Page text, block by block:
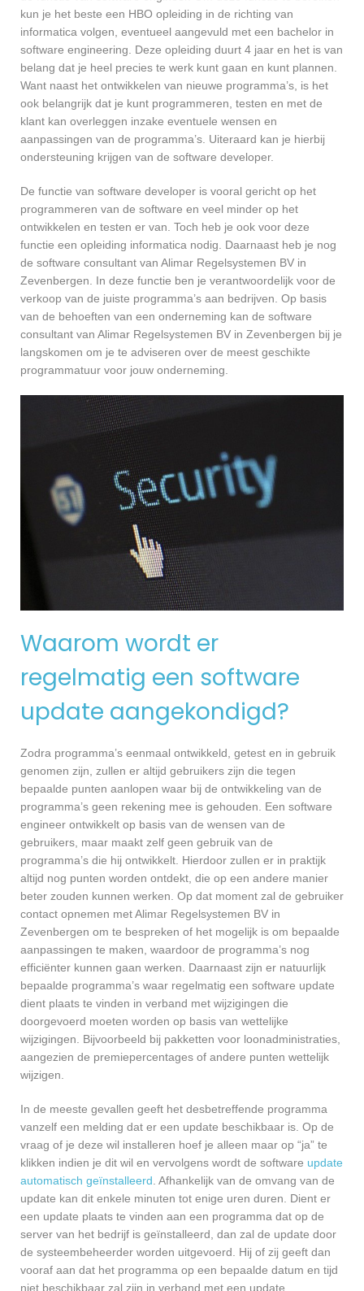
kun je het beste een HBO opleiding in de richting van
informatica volgen, eventueel aangevuld met een bachelor in
software engineering. Deze opleiding duurt 4 jaar en het is van
belang dat je heel precies te werk kunt gaan en kunt plannen.
Want naast het ontwikkelen van nieuwe programma’s, is het
ook belangrijk dat je kunt programmeren, testen en met de
klant kan overleggen inzake eventuele wensen en
aanpassingen van de programma’s. Uiteraard kan je hierbij
ondersteuning krijgen van de software developer.
De functie van software developer is vooral gericht op het
programmeren van de software en veel minder op het
ontwikkelen en testen er van. Toch heb je ook voor deze
functie een opleiding informatica nodig. Daarnaast heb je nog
de software consultant van Alimar Regelsystemen BV in
Zevenbergen. In deze functie ben je verantwoordelijk voor de
verkoop van de juiste programma’s aan bedrijven. Op basis
van de behoeften van een onderneming kan de software
consultant van Alimar Regelsystemen BV in Zevenbergen bij je
langskomen om je te adviseren over de meest geschikte
programmatuur voor jouw onderneming.
Waarom wordt er
regelmatig een software
update aangekondigd?
Zodra programma’s eenmaal ontwikkeld, getest en in gebruik
genomen zijn, zullen er altijd gebruikers zijn die tegen
bepaalde punten aanlopen waar bij de ontwikkeling van de
programma’s geen rekening mee is gehouden. Een software
engineer ontwikkelt op basis van de wensen van de
gebruikers, maar maakt zelf geen gebruik van de
programma’s die hij ontwikkelt. Hierdoor zullen er in praktijk
altijd nog punten worden ontdekt, die op een andere manier
beter zouden kunnen werken. Op dat moment zal de gebruiker
contact opnemen met Alimar Regelsystemen BV in
Zevenbergen om te bespreken of het mogelijk is om bepaalde
aanpassingen te maken, waardoor de programma’s nog
efficiënter kunnen gaan werken. Daarnaast zijn er natuurlijk
bepaalde programma’s waar regelmatig een software update
dient plaats te vinden in verband met wijzigingen die
doorgevoerd moeten worden op basis van wettelijke
wijzigingen. Bijvoorbeeld bij pakketten voor loonadministraties,
aangezien de premiepercentages of andere punten wettelijk
wijzigen.
In de meeste gevallen geeft het desbetreffende programma
vanzelf een melding dat er een update beschikbaar is. Op de
vraag of je deze wil installeren hoef je alleen maar op “ja” te
klikken indien je dit wil en vervolgens wordt de software update
automatisch geïnstalleerd. Afhankelijk van de omvang van de
update kan dit enkele minuten tot enige uren duren. Dient er
een update plaats te vinden aan een programma dat op de
server van het bedrijf is geïnstalleerd, dan zal de update door
de systeembeheerder worden uitgevoerd. Hij of zij geeft dan
vooraf aan dat het programma op een bepaalde datum en tijd
niet beschikbaar zal zijn in verband met een update.